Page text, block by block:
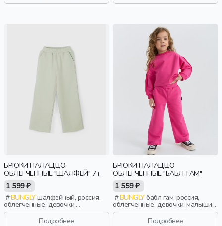
БРЮКИ ПАЛАЦЦО
ОБЛЕГЧЕННЫЕ "ШАЛФЕЙ" 7+
1 599 ₽
BUNGLYшалфейный, россия,
облегченные, девочки,
школьники, подростки, дети
Подробнее
БРЮКИ ПАЛАЦЦО
ОБЛЕГЧЕННЫЕ "БАБЛ-ГАМ"
1 559 ₽
BUNGLYбабл гам, россия,
облегченные, девочки, малыши,
дошкольники, дети
Подробнее